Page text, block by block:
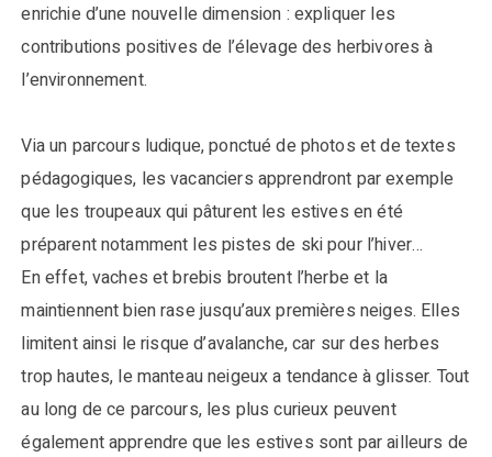
enrichie d’une nouvelle dimension : expliquer les
contributions positives de l’élevage des herbivores à
l’environnement.
Via un parcours ludique, ponctué de photos et de textes
pédagogiques, les vacanciers apprendront par exemple
que les troupeaux qui pâturent les estives en été
préparent notamment les pistes de ski pour l’hiver…
En effet, vaches et brebis broutent l’herbe et la
maintiennent bien rase jusqu’aux premières neiges. Elles
limitent ainsi le risque d’avalanche, car sur des herbes
trop hautes, le manteau neigeux a tendance à glisser. Tout
au long de ce parcours, les plus curieux peuvent
également apprendre que les estives sont par ailleurs de